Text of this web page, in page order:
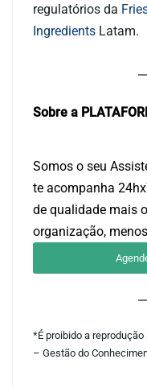
regulatórios da
Ingredients Latam.
Sobre a
Somos o seu
te acompanha
de qualidade mais
organização,
*É proibido a
– Gestão do